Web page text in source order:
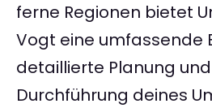
ferne Regionen bietet
Vogt eine umfassende
detaillierte Planung
Durchführung deines